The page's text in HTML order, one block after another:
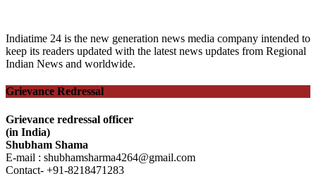
Indiatime 24 is the new generation news media company intended to
keep its readers updated with the latest news updates from Regional
Indian News and worldwide.
Grievance Redressal
Grievance redressal officer
(in India)
Shubham Shama
E-mail : shubhamsharma4264@gmail.com
Contact- +91-8218471283